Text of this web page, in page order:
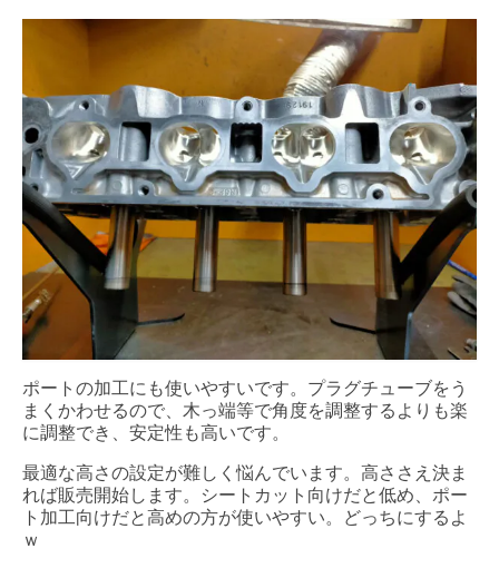
ポートの加工にも使いやすいです。プラグチューブをう
まくかわせるので、木っ端等で角度を調整するよりも楽
に調整でき、安定性も高いです。
最適な高さの設定が難しく悩んでいます。高ささえ決ま
れば販売開始します。シートカット向けだと低め、ポー
ト加工向けだと高めの方が使いやすい。どっちにするよ
ｗ